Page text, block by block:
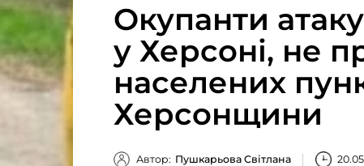
Окупанти
у Херсоні, не
населених
Херсонщини
Автор: Пушкарьова Світлана